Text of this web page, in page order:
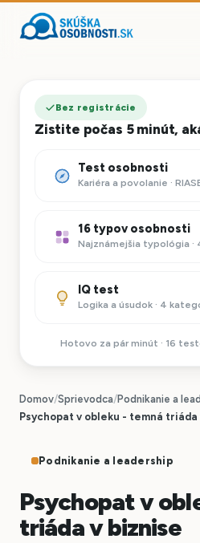
Bez registrácie
Zistite počas 5 minút,
Test osobnosti
Kariéra a povolanie ·
16 typov osobnosti
Najznámejšia typológia ·
IQ test
Logika a úsudok · 4
Hotovo za pár minút · 16
Domov/Sprievodca/Podnikanie a
Psychopat v obleku - temná triáda
Podnikanie a leadership
Psychopat v
triáda v biznise